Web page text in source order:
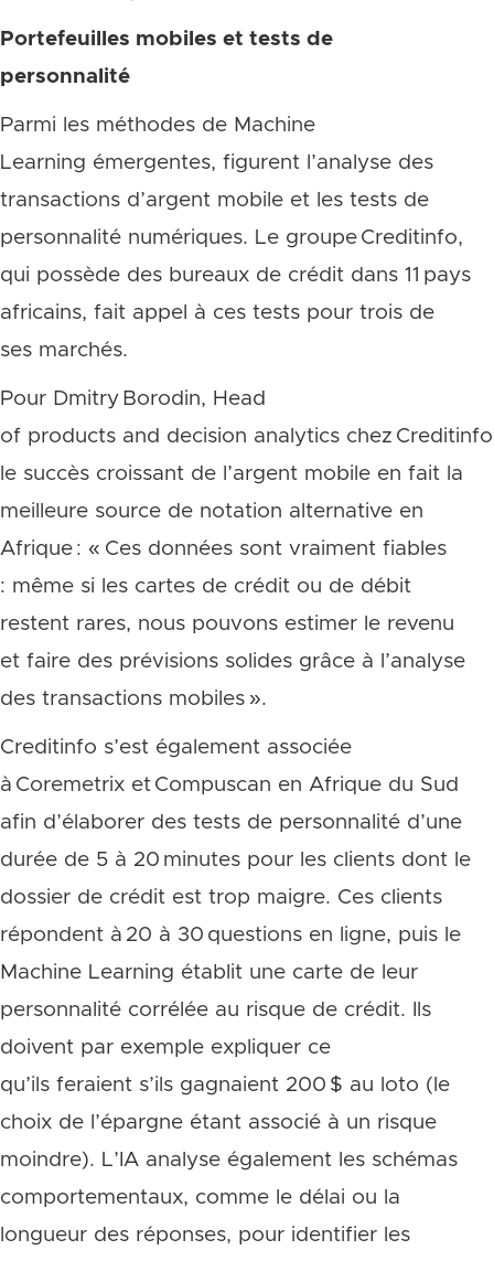
Portefeuilles mobiles et tests de
personnalité
Parmi les méthodes de Machine
Learning émergentes, figurent l’analyse des
transactions d’argent mobile et les tests de
personnalité numériques. Le groupe Creditinfo,
qui possède des bureaux de crédit dans 11 pays
africains, fait appel à ces tests pour trois de
ses marchés.
Pour Dmitry Borodin, Head
of products and decision analytics chez
le succès croissant de l’argent mobile en fait la
meilleure source de notation alternative en
Afrique : « Ces données sont vraiment fiables
: même si les cartes de crédit ou de débit
restent rares, nous pouvons estimer le revenu
et faire des prévisions solides grâce à l’analyse
des transactions mobiles ».
Creditinfo s’est également associée
à Coremetrix et Compuscan en Afrique du Sud
afin d’élaborer des tests de personnalité d’une
durée de 5 à 20 minutes pour les clients dont le
dossier de crédit est trop maigre. Ces clients
répondent à 20 à 30 questions en ligne, puis le
Machine Learning établit une carte de leur
personnalité corrélée au risque de crédit. Ils
doivent par exemple expliquer ce
qu’ils feraient s’ils gagnaient 200 $ au loto (le
choix de l’épargne étant associé à un risque
moindre). L’IA analyse également les schémas
comportementaux, comme le délai ou la
longueur des réponses, pour identifier les